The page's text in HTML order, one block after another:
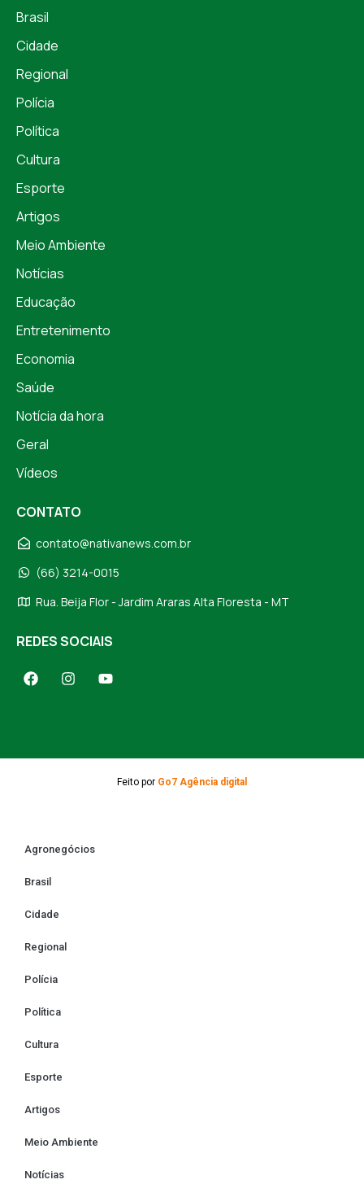
Brasil
Cidade
Regional
Polícia
Política
Cultura
Esporte
Artigos
Meio Ambiente
Notícias
Educação
Entretenimento
Economia
Saúde
Notícia da hora
Geral
Vídeos
CONTATO
contato@nativanews.com.br
(66) 3214-0015
Rua. Beija Flor - Jardim Araras Alta Floresta - MT
REDES SOCIAIS
Feito por Go7 Agência digital
Agronegócios
Brasil
Cidade
Regional
Polícia
Política
Cultura
Esporte
Artigos
Meio Ambiente
Notícias